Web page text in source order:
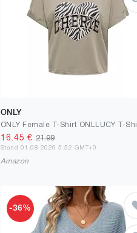
ONLY
16.45 €21.99
Stand 01.08.2026 5:52 GMT+0
Amazon
-36%